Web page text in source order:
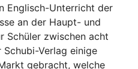
Englisch-Unterricht der
an der Haupt- und
Schüler zwischen acht
Verlag einige
gebracht, welche